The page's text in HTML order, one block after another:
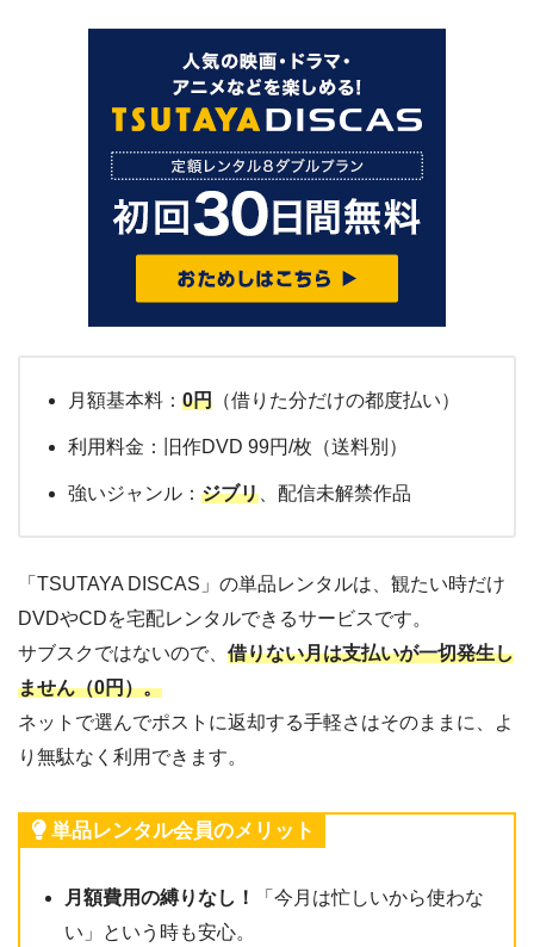
月額基本料： 0円 （借りた分だけの都度払い）
利用料金：旧作DVD 99円/枚（送料別）
強いジャンル： ジブリ 、配信未解禁作品
「TSUTAYA DISCAS」の単品レンタルは、観たい時だけ
DVDやCDを宅配レンタルできるサービスです。
サブスクではないので、 借りない月は支払いが一切発生し
ません（0円）。
ネットで選んでポストに返却する手軽さはそのままに、よ
り無駄なく利用できます。
単品レンタル会員のメリット
月額費用の縛りなし！
「今月は忙しいから使わな
い」という時も安心。